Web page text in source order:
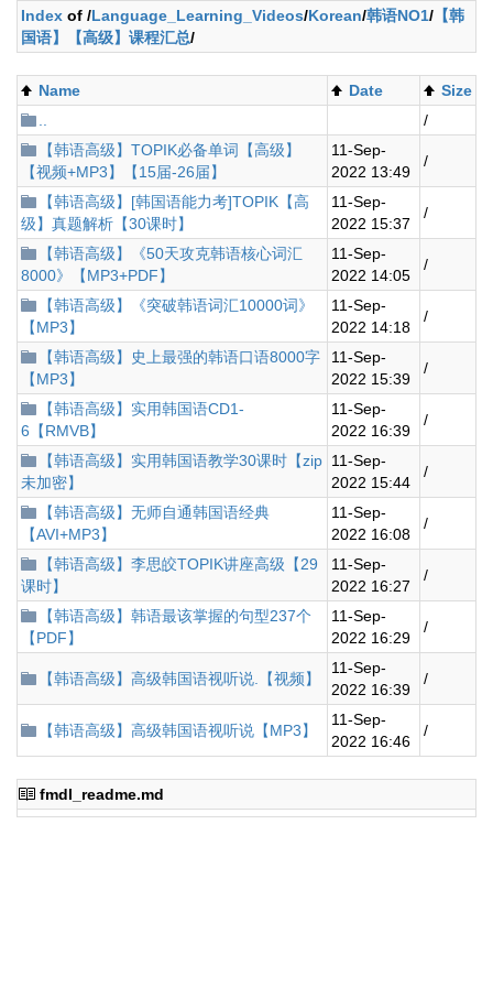
Index of /Language_Learning_Videos/Korean/韩语NO1/ 【韩
国语】【高级】课程汇总/
Name Date
Size
/
【韩语高级】TOPIK必备单词【高级】
【视频+MP3】【15届-26届】
11-Sep-
2022 13:49
/
【韩语高级】[韩国语能力考]TOPIK【高
级】真题解析【30课时】
11-Sep-
2022 15:37
/
【韩语高级】《50天攻克韩语核心词汇
8000》【MP3+PDF】
11-Sep-
2022 14:05
/
【韩语高级】《突破韩语词汇10000词》
【MP3】
11-Sep-
2022 14:18
/
【韩语高级】史上最强的韩语口语8000字
【MP3】
11-Sep-
2022 15:39
/
【韩语高级】实用韩国语CD1-
6【RMVB】
11-Sep-
2022 16:39
/
【韩语高级】实用韩国语教学30课时【zip
未加密】
11-Sep-
2022 15:44
/
【韩语高级】无师自通韩国语经典
【AVI+MP3】
11-Sep-
2022 16:08
/
【韩语高级】李思皎TOPIK讲座高级【29
课时】
11-Sep-
2022 16:27
/
【韩语高级】韩语最该掌握的句型237个
【PDF】
11-Sep-
2022 16:29
/
【韩语高级】高级韩国语视听说.【视频】
11-Sep-
2022 16:39
/
【韩语高级】高级韩国语视听说【MP3】
11-Sep-
2022 16:46
/
fmdl_readme.md